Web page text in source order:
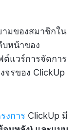
ามของสมาชิกใน
หน้าของ
ต์แวร์การจัดการ
จรของ ClickUp
งการ ClickUp มี